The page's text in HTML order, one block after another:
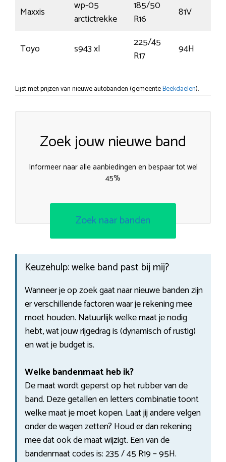
Maxxis
wp-05
arctictrekke
185/50
R16
81V
Toyo s943 xl
225/45
R17
94H
Lijst met prijzen van nieuwe autobanden (gemeenteBeekdaelen).
Zoek jouw nieuwe band
Informeer naar alle aanbiedingen en bespaar tot wel
45%
Zoek naar banden
Keuzehulp: welke band past bij mij?
Wanneer je op zoek gaat naar nieuwe banden zijn
er verschillende factoren waar je rekening mee
moet houden. Natuurlijk welke maat je nodig
hebt, wat jouw rijgedrag is (dynamisch of rustig)
en wat je budget is.
Welke bandenmaat heb ik?
De maat wordt geperst op het rubber van de
band. Deze getallen en letters combinatie toont
welke maat je moet kopen. Laat jij andere velgen
onder de wagen zetten? Houd er dan rekening
mee dat ook de maat wijzigt. Een van de
bandenmaat codes is: 235 / 45 R19 – 95H.